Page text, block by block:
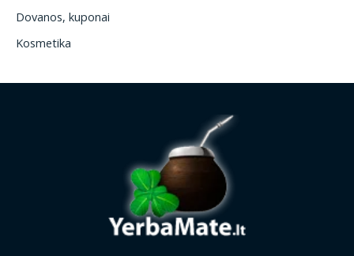
Dovanos, kuponai
Kosmetika